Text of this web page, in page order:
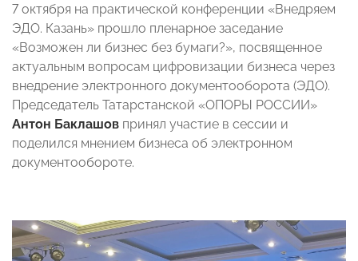
7 октября на практической конференции «Внедряем
ЭДО. Казань» прошло пленарное заседание
«Возможен ли бизнес без бумаги?», посвященное
актуальным вопросам цифровизации бизнеса через
внедрение электронного документооборота (ЭДО).
Председатель Татарстанской «ОПОРЫ РОССИИ»
Антон Баклашов принял участие в сессии и
поделился мнением бизнеса об электронном
документообороте.